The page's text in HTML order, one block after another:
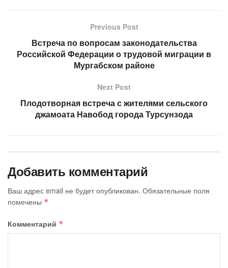
Previous Post
Встреча по вопросам законодательства
Российской Федерации о трудовой миграции в
Мургабском районе
Next Post
Плодотворная встреча с жителями сельского
джамоата Навобод города Турсунзода
Добавить комментарий
Ваш адрес email не будет опубликован. Обязательные поля
помечены *
Комментарий *